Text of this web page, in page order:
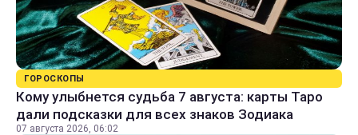
ГОРОСКОПЫ
Кому улыбнется судьба 7 августа: карты Таро
дали подсказки для всех знаков Зодиака
07 августа 2026, 06:02